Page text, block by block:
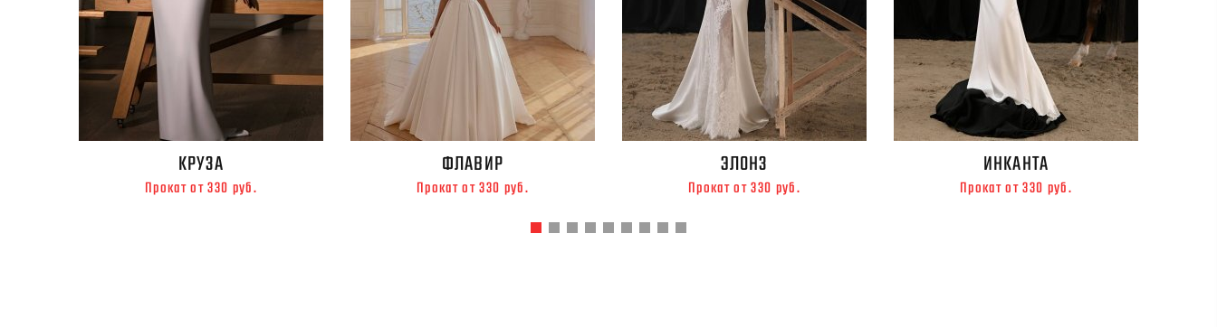
КРУЗА
Прокат от 330 руб.
ФЛАВИР
Прокат от 330 руб.
ЭЛОНЗ
Прокат от 330 руб.
ИНКАНТА
Прокат от 330 руб.